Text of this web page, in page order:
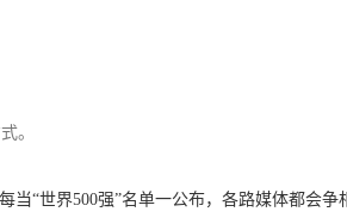
。
“世界500强”名单一公布，各路媒体都会争